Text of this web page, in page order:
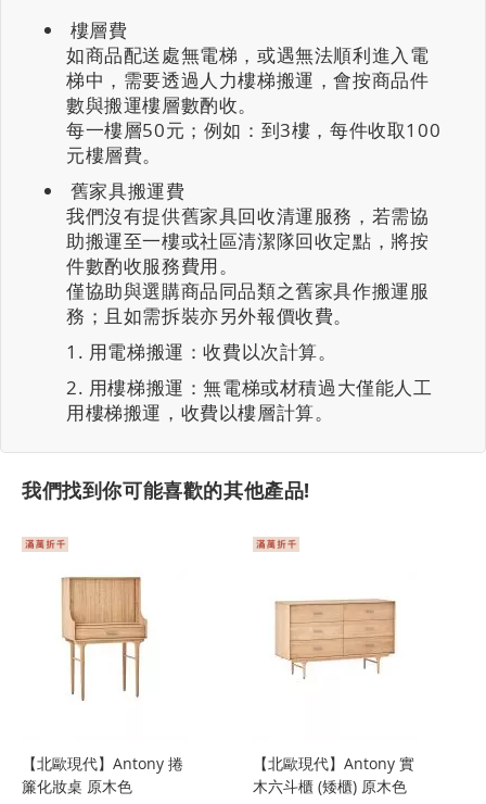
樓層費
如商品配送處無電梯，或遇無法順利進入電
梯中，需要透過人力樓梯搬運，會按商品件
數與搬運樓層數酌收。
每一樓層50元；例如：到3樓，每件收取100
元樓層費。
舊家具搬運費
我們沒有提供舊家具回收清運服務，若需協
助搬運至一樓或社區清潔隊回收定點，將按
件數酌收服務費用。
僅協助與選購商品同品類之舊家具作搬運服
務；且如需拆裝亦另外報價收費。
用電梯搬運：收費以次計算。
用樓梯搬運：無電梯或材積過大僅能人工
用樓梯搬運，收費以樓層計算。
我們找到你可能喜歡的其他產品!
【北歐現代】Antony 捲
簾化妝桌 原木色
【北歐現代】Antony 實
木六斗櫃 (矮櫃) 原木色